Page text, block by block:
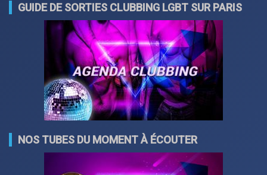
GUIDE DE SORTIES CLUBBING LGBT SUR PARIS
NOS TUBES DU MOMENT À ÉCOUTER